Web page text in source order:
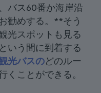
バス60番か海岸沿
勧めする。**そう
光スポットも見る
いう間に到着する
光バスのどのルー
くことができる。